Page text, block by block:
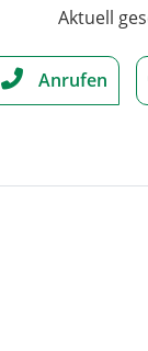
Aktuell
Anrufen